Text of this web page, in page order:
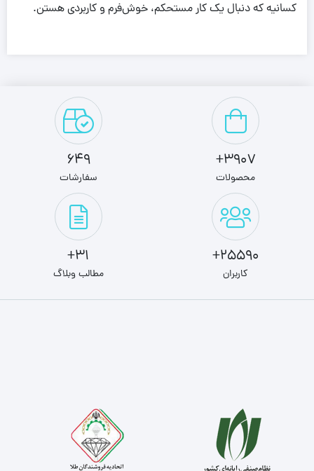
کسانیه که دنبال یک کار مستحکم، خوش‌فرم و کاربردی هستن.
3907+
محصولات
649
سفارشات
25590+
کاربران
31+
مطالب وبلاگ